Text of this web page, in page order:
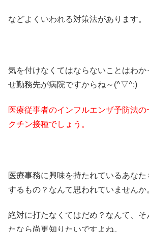
などよくいわれる対策法があります。
気を付けなくてはならないことはわ
せ勤務先が病院ですからね～(^▽^;)
医療従事者のインフルエンザ予防法
クチン接種でしょう。
医療事務に興味を持たれているあな
するもの？なんて思われていませんか
絶対に打たなくてはだめ？なんて、
たなら尚更知りたいですよね。